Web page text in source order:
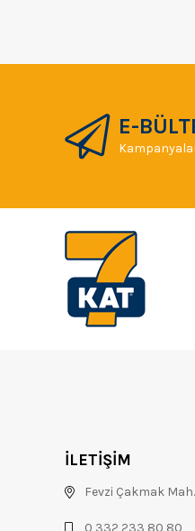
E-
İLETİŞİM
Fevzi Çakmak
0 332 233 80 80